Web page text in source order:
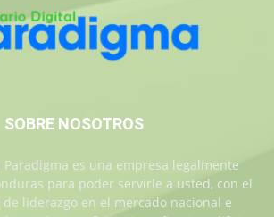
SOBRE NOSOTROS
Paradigma es una empresa legalmente
para poder servirle a usted, con el
liderazgo en el mercado nacional e